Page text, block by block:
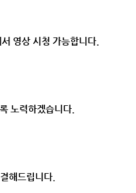
영상 시청 가능합니다.
노력하겠습니다.
드립니다.